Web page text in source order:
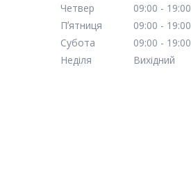
Четвер
09:00
19:00
Пʼятниця
09:00
19:00
Субота
09:00
19:00
Неділя
Вихідний